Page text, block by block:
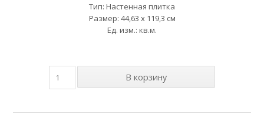
Тип: Настенная плитка
Размер: 44,63 x 119,3 см
Ед. изм.: кв.м.